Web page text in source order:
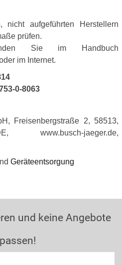
nicht aufgeführten Herstellern
prüfen.
Sie im Handbuch
im Internet.
0-8063
Freisenbergstraße 2, 58513,
www.busch-jaeger.de,
Geräteentsorgung
und keine Angebote